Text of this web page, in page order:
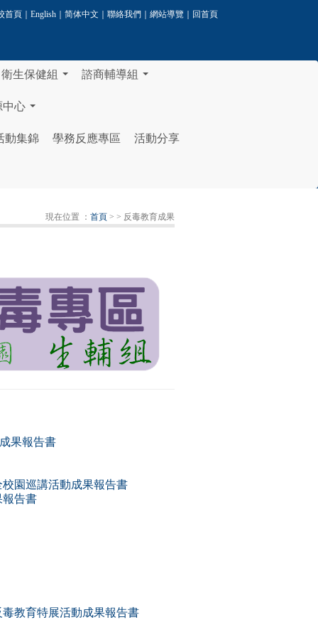
首頁｜ English｜ 简体中文 聯絡我們 網站導覽｜ 回首頁
衛生保健組 諮商輔導組
中心
動集錦 學務反應專區 活動分享
現在位置 ： 首頁 > > 反毒教育成果
果報告書
園巡講活動成果報告書
報告書
教育特展活動成果報告書